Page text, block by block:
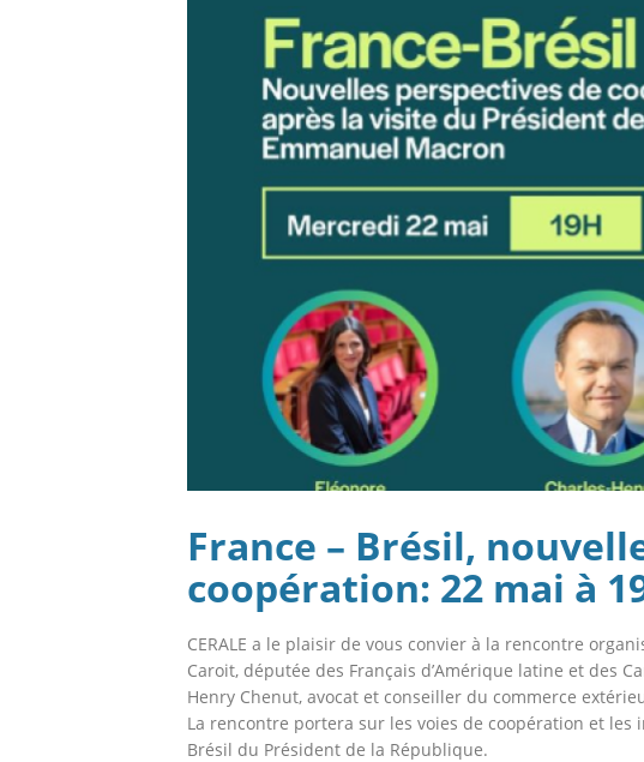
France – Brésil,
coopération: 22 mai à
CERALE a le plaisir de vous convier à la rencontre
Caroit, députée des Français d’Amérique latine et des
Henry Chenut, avocat et conseiller du commerce
La rencontre portera sur les voies de coopération et
Brésil du Président de la République.